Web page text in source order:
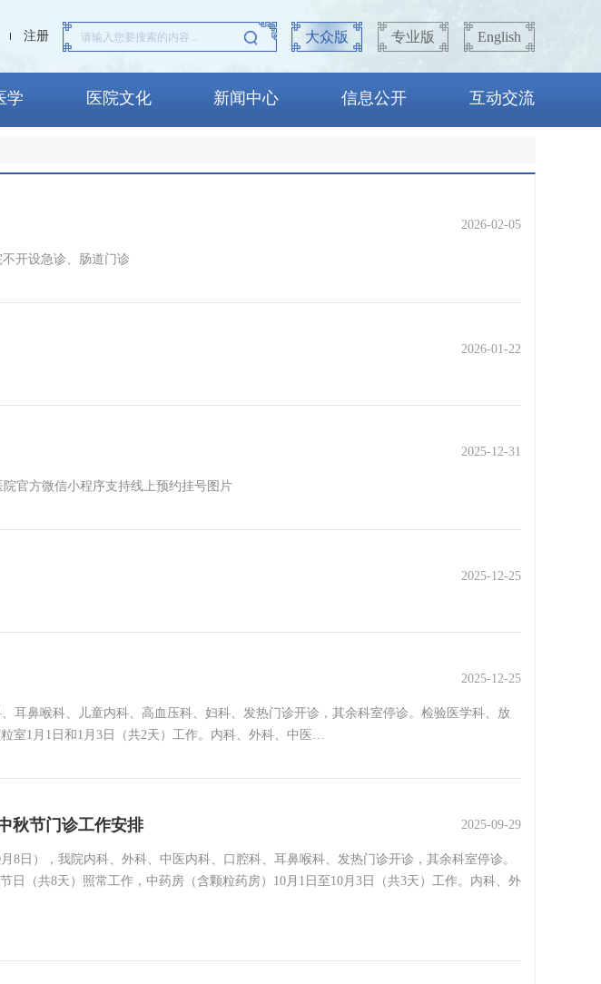
注册 大众版 专业版 English
学 医院文化 新闻中心 信息公开 互动交流
2026-02-05
不开设急诊、肠道门诊
2026-01-22
2025-12-31
官方微信小程序支持线上预约挂号图片
2025-12-25
2025-12-25
耳鼻喉科、儿童内科、高血压科、妇科、发热门诊开诊，其余科室停诊。检验医学科、放
室1月1日和1月3日（共2天）工作。内科、外科、中医…
秋节门诊工作安排 2025-09-29
8日），我院内科、外科、中医内科、口腔科、耳鼻喉科、发热门诊开诊，其余科室停诊。
日（共8天）照常工作，中药房（含颗粒药房）10月1日至10月3日（共3天）工作。内科、外